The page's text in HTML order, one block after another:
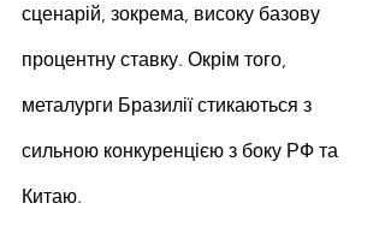
сценарій, зокрема, високу базову
процентну ставку. Окрім того,
металурги Бразилії стикаються з
сильною конкуренцією з боку РФ та
Китаю.